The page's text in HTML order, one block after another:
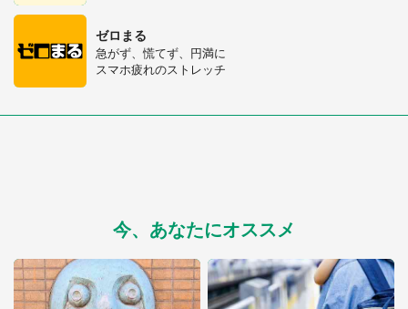
ゼロまる
急がず、慌てず、円満に
スマホ疲れのストレッチ
今、あなたにオススメ